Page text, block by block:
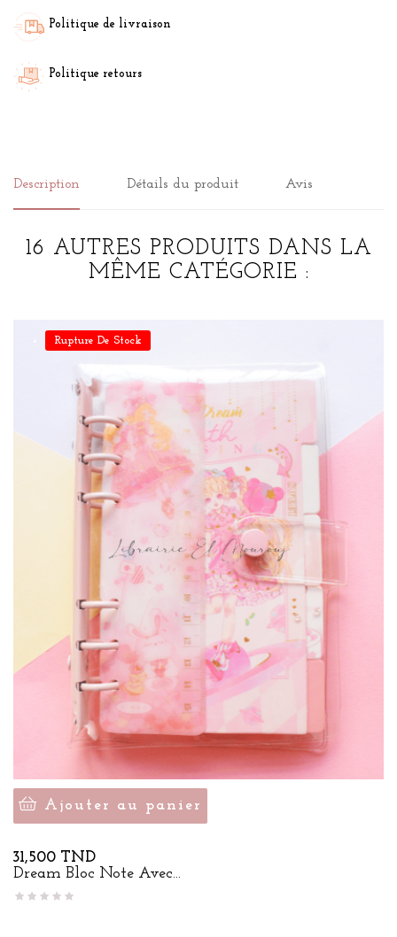
Politique de livraison
Politique retours
Description Détails du produit Avis
16 AUTRES PRODUITS DANS LA
MÊME CATÉGORIE :
Rupture De Stock
Ajouter au panier
Prix
31,500 TND
Dream Bloc Note Avec...